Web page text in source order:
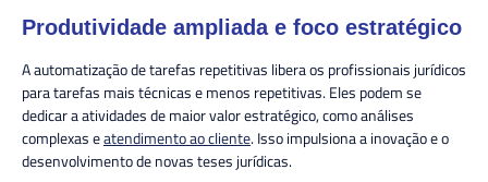
Produtividade ampliada e foco estratégico
A automatização de tarefas repetitivas libera os profissionais jurídicos
para tarefas mais técnicas e menos repetitivas. Eles podem se
dedicar a atividades de maior valor estratégico, como análises
complexas eatendimento ao cliente. Isso impulsiona a inovação e o
desenvolvimento de novas teses jurídicas.